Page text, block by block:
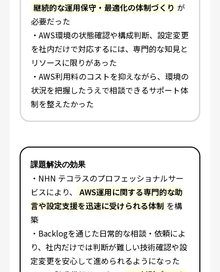
継続的な運用保守・最適化の体制づくり が
必要だった
・AWS環境の状態確認や構成判断、設定変更
を社内だけで対応するには、専門的な知見と
リソースに限りがあった
・AWS利用料のコストを抑えながら、環境の
状況を把握したうえで相談できるサポート体
制を整えたかった
課題解決の効果
・NHN テコラスのプロフェッショナルサー
ビスにより、
AWS運用に関する専門的な助
言や設定支援を迅速に受けられる体制 を構
築
・Backlogを通じた日常的な相談・依頼によ
り、社内だけでは判断が難しい技術確認や設
定変更を安心して進められるようになった